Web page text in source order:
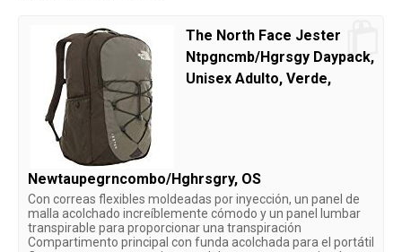
The North Face Jester
Ntpgncmb/Hgrsgy Daypack,
Unisex Adulto, Verde,
Newtaupegrncombo/Hghrsgry, OS
Con correas flexibles moldeadas por inyección, un panel de
malla acolchado increíblemente cómodo y un panel lumbar
transpirable para proporcionar una transpiración
Compartimento principal con funda acolchada para el portátil